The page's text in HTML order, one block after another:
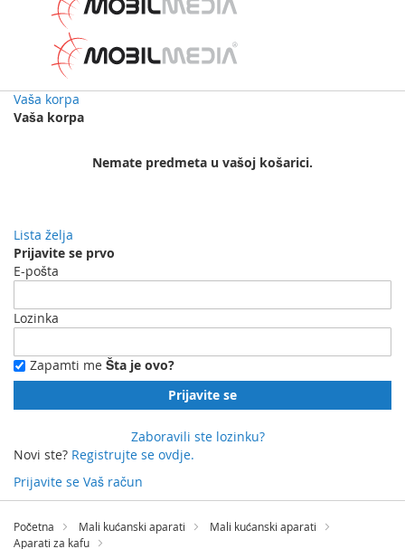
Vaša korpa
Vaša korpa
Nemate predmeta u vašoj košarici.
Lista želja
Prijavite se prvo
E-pošta
Lozinka
Zapamti me Šta je ovo?
Prijavite se
Zaboravili ste lozinku?
Novi ste? Registrujte se ovdje.
Prijavite se Vaš račun
Preskočite
sadržaj
Početna Mali kućanski aparati
Mali kućanski aparati
Aparati za kafu